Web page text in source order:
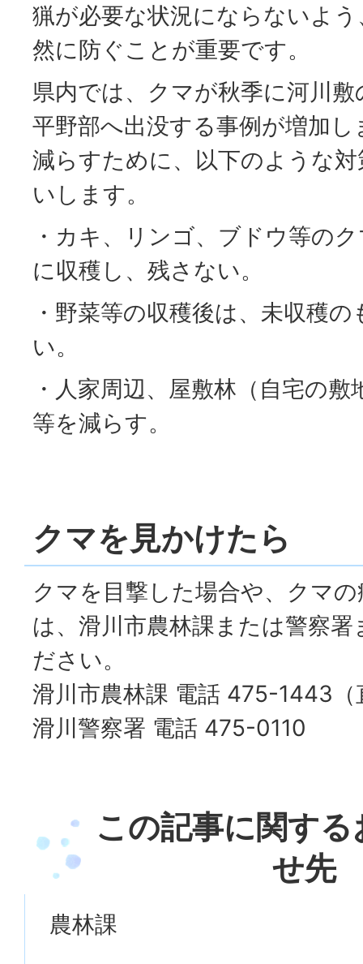
猟が必要な状況にならないよ
然に防ぐことが重要です。
県内では、クマが秋季に河川
平野部へ出没する事例が増加
減らすために、以下のような
いします。
・カキ、リンゴ、ブドウ等の
に収穫し、残さない。
・野菜等の収穫後は、未収穫
い。
・人家周辺、屋敷林（自宅の
等を減らす。
クマを見かけたら
クマを目撃した場合や、クマ
は、滑川市農林課または警察
ださい。
滑川市農林課 電話 475-1443（
滑川警察署 電話 475-0110
この記事に関す
せ先
農林課